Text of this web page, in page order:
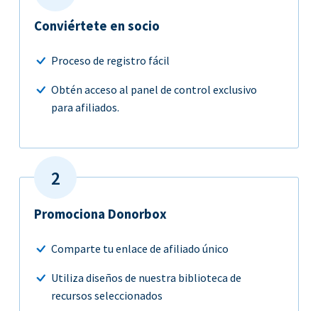
Conviértete en socio
Proceso de registro fácil
Obtén acceso al panel de control exclusivo
para afiliados.
Promociona Donorbox
Comparte tu enlace de afiliado único
Utiliza diseños de nuestra biblioteca de
recursos seleccionados